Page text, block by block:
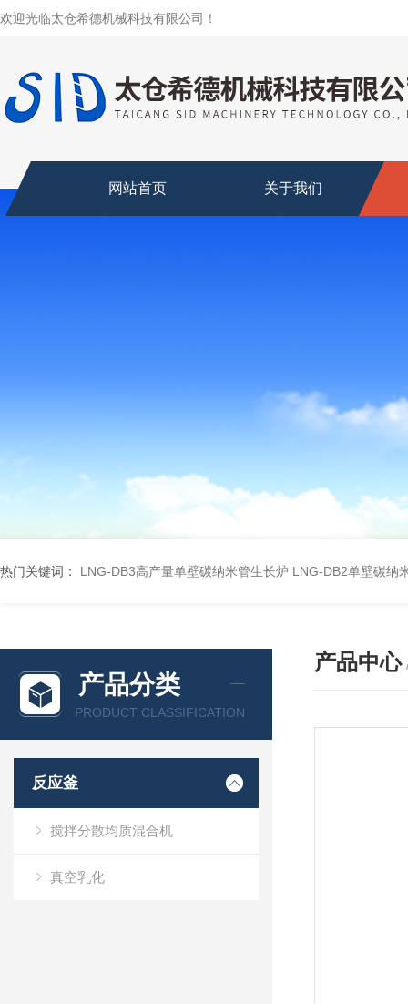
欢迎光临太仓希德机械科技有限公司！
网站首页 关于我们
热门关键词： LNG-DB3高产量单壁碳纳米管生长炉 LNG-DB2单壁碳纳
产品分类
PRODUCT CLASSIFICATION
反应釜
搅拌分散均质混合机
真空乳化
产品中心